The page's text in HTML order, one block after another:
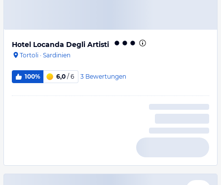
Hotel Locanda Degli Artisti
Tortoli · Sardinien
100% 6,0 / 6 3 Bewertungen